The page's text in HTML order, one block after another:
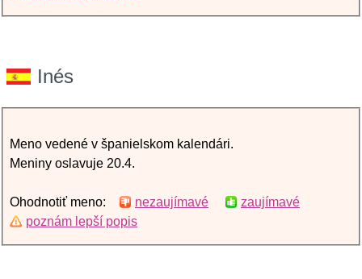
Inés
Meno vedené v španielskom kalendári.
Meniny oslavuje 20.4.
Ohodnotiť meno: nezaujímavé
zaujímavé
poznám lepší popis